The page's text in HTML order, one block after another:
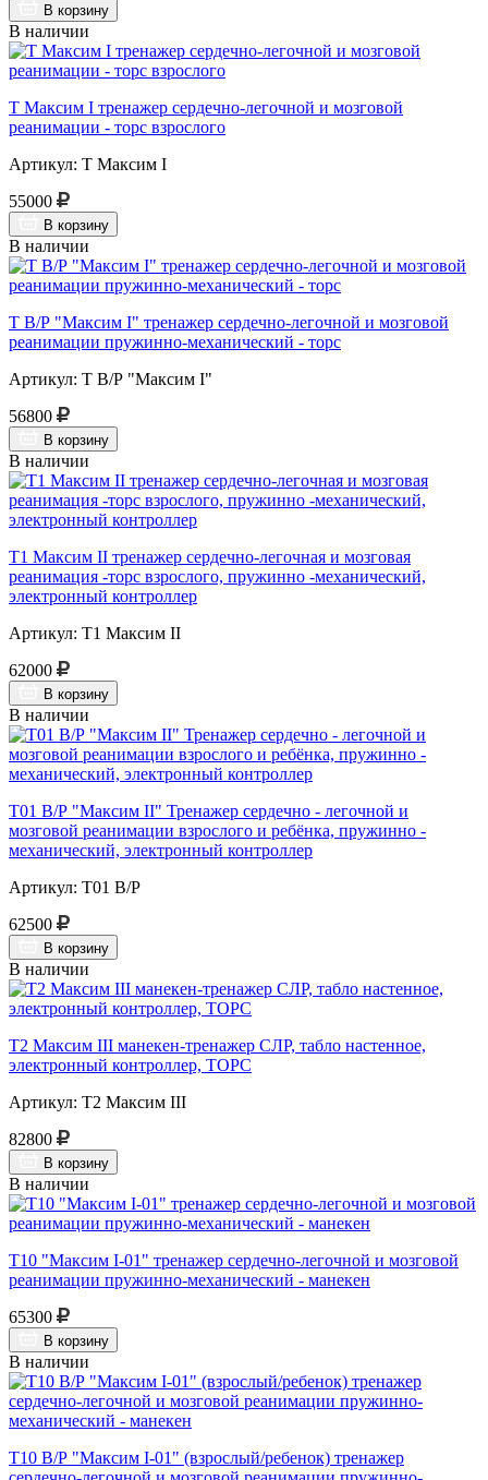
В корзину
В наличии
Т Максим I тренажер сердечно-легочной и мозговой
реанимации - торс взрослого
Артикул: Т Максим I
55000
В корзину
В наличии
Т В/Р "Максим I" тренажер сердечно-легочной и мозговой
реанимации пружинно-механический - торс
Артикул: Т В/Р "Максим I"
56800
В корзину
В наличии
Т1 Максим II тренажер сердечно-легочная и мозговая
реанимация -торс взрослого, пружинно -механический,
электронный контроллер
Артикул: Т1 Максим II
62000
В корзину
В наличии
Т01 В/Р "Максим II" Тренажер сердечно - легочной и
мозговой реанимации взрослого и ребёнка, пружинно -
механический, электронный контроллер
Артикул: Т01 В/Р
62500
В корзину
В наличии
Т2 Максим III манекен-тренажер СЛР, табло настенное,
электронный контроллер, ТОРС
Артикул: Т2 Максим III
82800
В корзину
В наличии
Т10 "Максим I-01" тренажер сердечно-легочной и мозговой
реанимации пружинно-механический - манекен
65300
В корзину
В наличии
Т10 В/Р "Максим I-01" (взрослый/ребенок) тренажер